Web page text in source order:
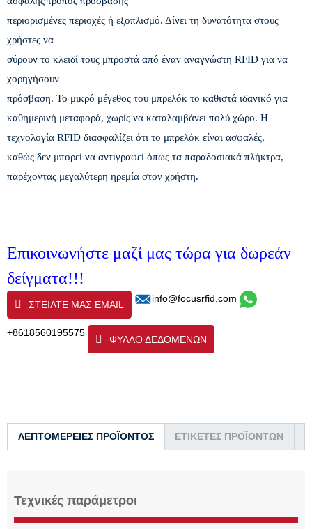
περιορισμένες περιοχές ή εξοπλισμό. Δίνει τη δυνατότητα στους
χρήστες να
σύρουν το κλειδί τους μπροστά από έναν αναγνώστη RFID για να
χορηγήσουν
πρόσβαση. Το μικρό μέγεθος του μπρελόκ το καθιστά ιδανικό για
καθημερινή μεταφορά, χωρίς να καταλαμβάνει πολύ χώρο. Η
τεχνολογία RFID διασφαλίζει ότι το μπρελόκ είναι ασφαλές,
καθώς δεν μπορεί να αντιγραφεί όπως τα παραδοσιακά πλήκτρα,
παρέχοντας μεγαλύτερη ηρεμία στον χρήστη.
Επικοινωνήστε μαζί μας τώρα για δωρεάν
δείγματα!!!
ΣΤΕΊΛΤΕ ΜΑΣ EMAIL
info@focusrfid.com
+8618560195575
ΦΥΛΛΟ ΔΕΔΟΜΕΝΩΝ
ΛΕΠΤΟΜΈΡΕΙΕΣ ΠΡΟΪΌΝΤΟΣ ΕΤΙΚΈΤΕΣ ΠΡΟΪΌΝΤΩΝ
Τεχνικές παράμετροι